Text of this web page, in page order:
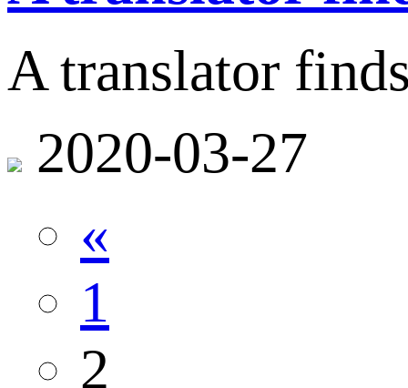
A translator
2020-03-27
«
1
2